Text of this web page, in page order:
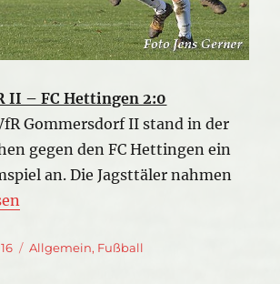
II – FC Hettingen 2:0
Gommersdorf II stand in der
gegen den FC Hettingen ein
an. Die Jagsttäler nahmen
Zwei 2:0-Siege der VfR
Kategorien
Allgemein, Fußball